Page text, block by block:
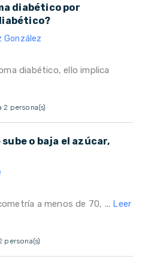
diabético por
González
diabético, ello implica
2 persona(s)
o baja el azúcar,
a menos de 70, ... Leer
persona(s)